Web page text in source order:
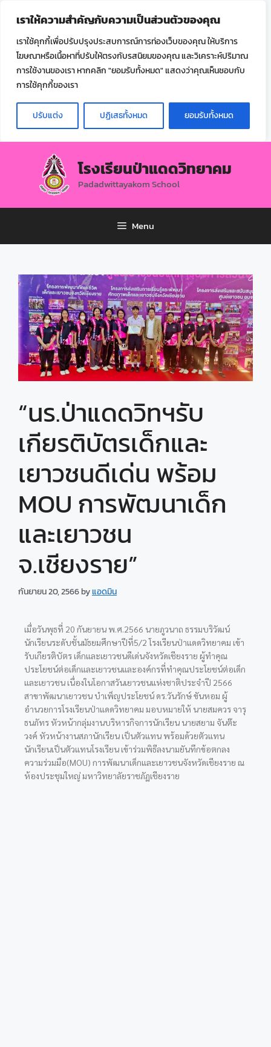
เราให้ความสำคัญกับความเป็นส่วนตัวของคุณ
เราใช้คุกกี้เพื่อปรับปรุงประสบการณ์การท่องเว็บของคุณ ให้บริการ
โฆษณาหรือเนื้อหาที่ปรับให้ตรงกับรสนิยมของคุณ และวิเคราะห์ปริมาณ
การใช้งานของเรา หากคลิก "ยอมรับทั้งหมด" แสดงว่าคุณเห็นชอบกับ
การใช้คุกกี้ของเรา
ปรับแต่ง ปฏิเสธทั้งหมด ยอมรับทั้งหมด
โรงเรียนป่าแดดวิทยาคม
Padadwittayakom School
Menu
“นร.ป่าแดดวิทฯรับ
เกียรติบัตรเด็กและ
เยาวชนดีเด่น พร้อม
MOU การพัฒนาเด็ก
และเยาวชน
จ.เชียงราย”
กันยายน 20, 2566byแอดมิน
เมื่อวันพุธที่ 20 กันยายน พ.ศ.2566 นายภูวนาถ ธรรมบริวัฒน์
นักเรียนระดับชั้นมัธยมศึกษาปีที่5/2 โรงเรียนป่าแดดวิทยาคม เข้า
รับเกียรติบัตร เด็กและเยาวชนดีเด่นจังหวัดเชียงราย ผู้ทำคุณ
ประโยชน์ต่อเด็กและเยาวชนและองค์กรที่ทำคุณประโยชน์ต่อเด็ก
และเยาวชน เนื่องในโอกาสวันเยาวชนแห่งชาติประจำปี 2566
สาขาพัฒนาเยาวชน บำเพ็ญประโยชน์ ดร.วันรักษ์ ขันหอม ผู้
อำนวยการโรงเรียนป่าแดดวิทยาคม มอบหมายให้ นายสมควร จารุ
ธนภัทร หัวหน้ากลุ่มงานบริหารกิจการนักเรียน นายสยาม จันต๊ะ
วงค์ หัวหน้างานสภานักเรียน เป็นตัวแทน พร้อมด้วยตัวแทน
นักเรียนเป็นตัวแทนโรงเรียน เข้าร่วมพิธีลงนามยันทึกข้อตกลง
ความร่วมมือ(MOU) การพัฒนาเด็กและเยาวชนจังหวัดเชียงราย ณ
ห้องประชุมใหญ่ มหาวิทยาลัยราชภัฏเชียงราย